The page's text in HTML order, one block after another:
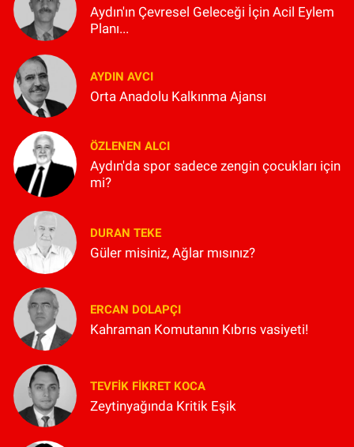
Aydın'ın Çevresel Geleceği İçin Acil Eylem
Planı...
AYDIN AVCI
Orta Anadolu Kalkınma Ajansı
ÖZLENEN ALCI
Aydın'da spor sadece zengin çocukları için
mi?
DURAN TEKE
Güler misiniz, Ağlar mısınız?
ERCAN DOLAPÇI
Kahraman Komutanın Kıbrıs vasiyeti!
TEVFIK FIKRET KOCA
Zeytinyağında Kritik Eşik